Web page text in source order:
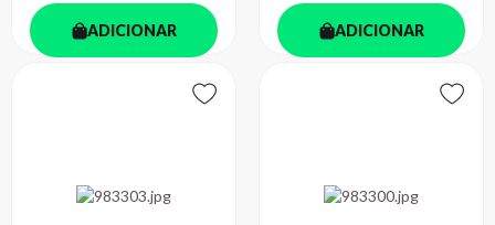
ADICIONAR ADICIONAR